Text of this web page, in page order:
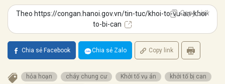
Theo https://congan.hanoi.gov.vn/tin-tuc/khoi-to-vu-an-khoi-
to-bi-can
Copy Link
Chia sẻ Facebook Chia sẻ Zalo Copy link
hỏa hoạn cháy chung cư Khởi tố vụ án
khởi tố bị can